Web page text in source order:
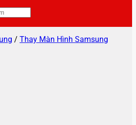
/ Thay Màn Hình Samsung